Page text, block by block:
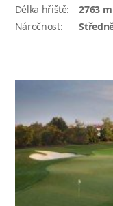
Délka hřiště:
2763 m
Náročnost: